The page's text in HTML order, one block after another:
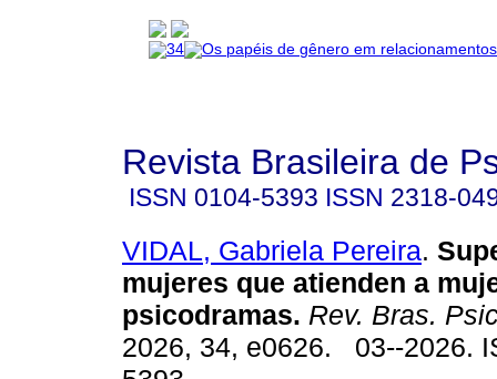
Revista Brasileira de
ISSN 0104-5393 ISSN 2318-
VIDAL, Gabriela Pereira.
mujeres que atienden a
psicodramas. Rev. Bras.
2026, 34, e0626. 03--2026.